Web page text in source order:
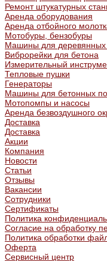
Ремонт штукатурных
Аренда оборудования
Аренда отбойного
Мотобуры, бензобуры
Машины для деревянных
Виброрейки для бетона
Измерительный
Тепловые пушки
Генераторы
Машины для бетонных
Мотопомпы и насосы
Аренда безвоздушного
Доставка
Доставка
Акции
Компания
Новости
Статьи
Отзывы
Вакансии
Сотрудники
Сертификаты
Политика
Согласие на обработку
Политика обработки
Оферта
Сервисный центр